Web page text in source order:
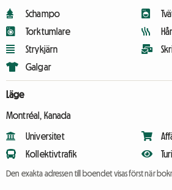
Schampo
Torktumlare
Strykjärn
Galgar
Läge
Montréal, Kanada
Universitet
Kollektivtrafik
Den exakta adressen till boendet visas först när